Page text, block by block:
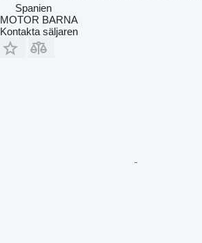
Spanien
MOTOR BARNA
Kontakta säljaren